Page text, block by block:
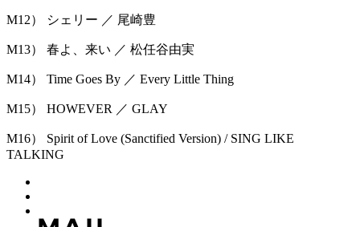
M12） シェリー ／ 尾崎豊
M13） 春よ、来い ／ 松任谷由実
M14） Time Goes By ／ Every Little Thing
M15） HOWEVER ／ GLAY
M16） Spirit of Love (Sanctified Version) / SING LIKE
TALKING